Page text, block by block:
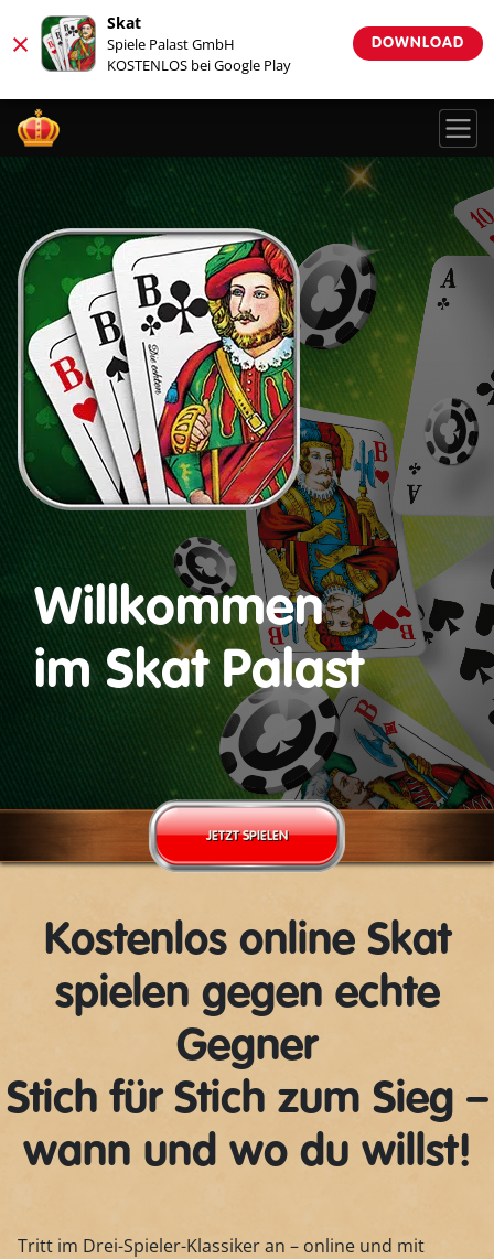
× Skat
Spiele Palast GmbH
KOSTENLOS bei Google Play
DOWNLOAD
Willkommen
im Skat Palast
JETZT SPIELEN
Kostenlos online Skat
spielen gegen echte
Gegner
Stich für Stich zum Sieg –
wann und wo du willst!
Tritt im Drei-Spieler-Klassiker an – online und mit